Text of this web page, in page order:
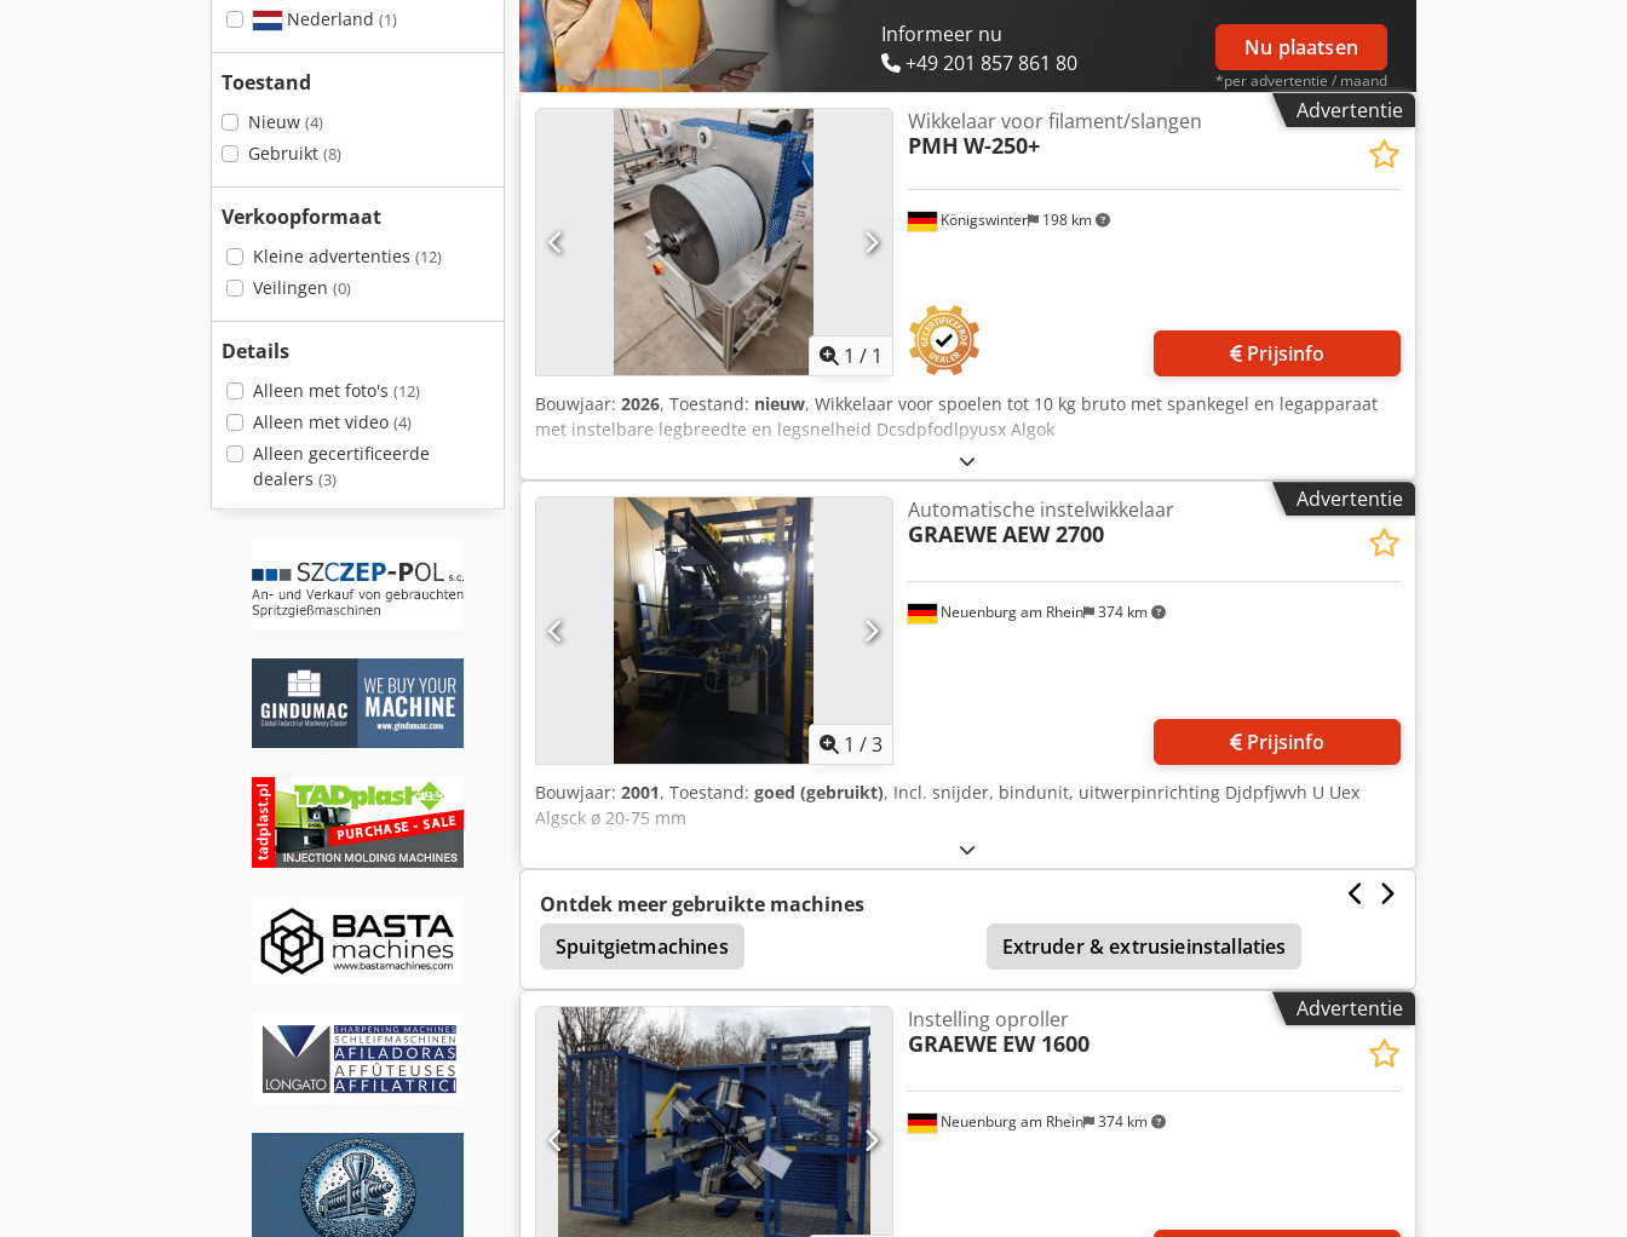
Nederland (1)
Toestand
Nieuw (4)
Gebruikt (8)
Verkoopformaat
Kleine advertenties (12)
Veilingen (0)
Details
Alleen met foto's (12)
Alleen met video (4)
Alleen gecertificeerde
dealers (3)
Informeer nu
+49 201 857 861 80
Nu plaatsen
*per advertentie / maand
Advertentie
1 / 1
Königswinter 198 km
Wikkelaar voor filament/slangen
PMH W-250+
Prijsinfo
Bouwjaar: 2026, Toestand: nieuw, Wikkelaar voor spoelen tot 10 kg bruto met spankegel en legapparaat
met instelbare legbreedte en legsnelheid Dcsdpfodlpyusx Algok
Advertentie
1 /3
Neuenburg am Rhein 374 km
Automatische instelwikkelaar
GRAEWE AEW 2700
Prijsinfo
Bouwjaar: 2001, Toestand: goed (gebruikt), Incl. snijder, bindunit, uitwerpinrichting Djdpfjwvh U Uex
Algsck ø 20-75 mm
Ontdek meer gebruikte machines
Spuitgietmachines
Extruder & extrusieinstallaties
Advertentie
Neuenburg am Rhein 374 km
Instelling oproller
GRAEWE EW 1600